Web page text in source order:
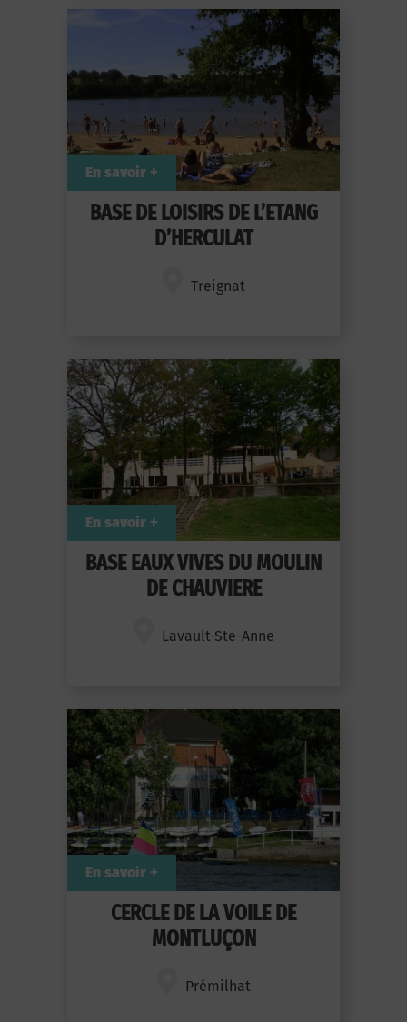
BASE DE LOISIRS DE L’ETANG
D’HERCULAT
Treignat
En savoir +
BASE EAUX VIVES DU MOULIN
DE CHAUVIERE
Lavault-Ste-Anne
En savoir +
CERCLE DE LA VOILE DE
MONTLUÇON
Prémilhat
En savoir +